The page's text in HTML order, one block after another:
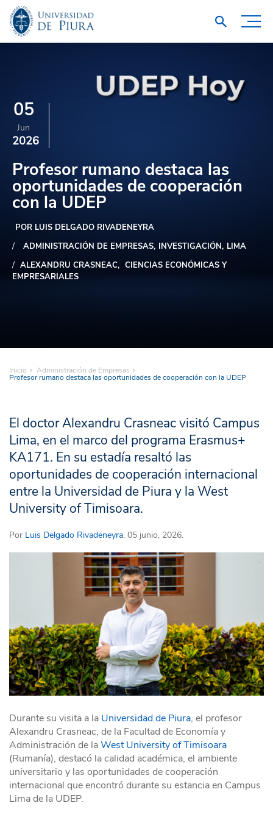
05
Jun
2026
Profesor rumano destaca las
oportunidades de cooperación
con la UDEP
POR LUIS DELGADO RIVADENEYRA
ADMINISTRACIÓN DE EMPRESAS INVESTIGACIÓN LIMA
ALEXANDRU CRASNEAC
CIENCIAS ECONÓMICAS Y
EMPRESARIALES
Inicio Administración de Empresas
Profesor rumano destaca las oportunidades de cooperación con la UDEP
El doctor Alexandru Crasneac visitó Campus
Lima, en el marco del programa Erasmus+
KA171. En su estadía resaltó las
oportunidades de cooperación internacional
entre la Universidad de Piura y la West
University of Timisoara.
Por Luis Delgado Rivadeneyra. 05 junio, 2026.
Durante su visita a la Universidad de Piura, el profesor
Alexandru Crasneac, de la Facultad de Economía y
Administración de laWest University of Timisoara
(Rumanía), destacó la calidad académica, el ambiente
universitario y las oportunidades de cooperación
internacional que encontró durante su estancia en Campus
Lima de la UDEP.